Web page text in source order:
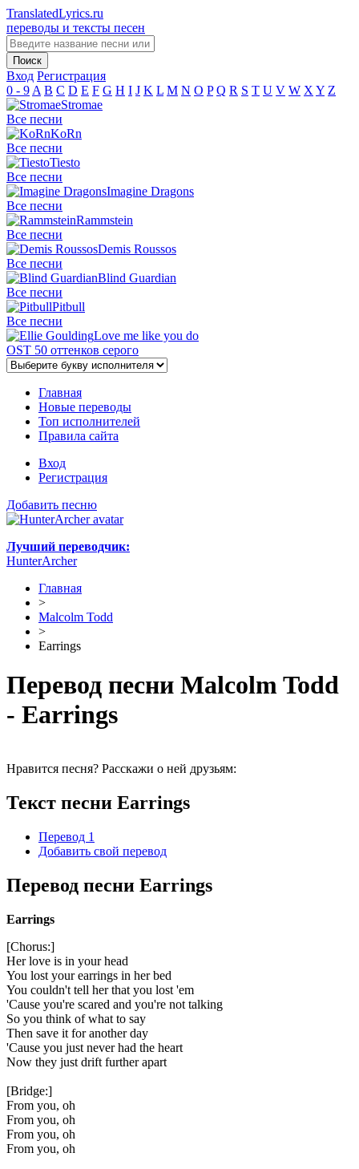
TranslatedLyrics.ru
переводы и тексты песен
Вход Регистрация
0 - 9 A B C D E F G H I J K L M N O P Q R S T U V W X Y Z
Stromae
Все песни
KoRn
Все песни
Tiesto
Все песни
Imagine Dragons
Все песни
Rammstein
Все песни
Demis Roussos
Все песни
Blind Guardian
Все песни
Pitbull
Все песни
Love me like you do
OST 50 оттенков серого
Главная
Новые переводы
Топ исполнителей
Правила сайта
Вход
Регистрация
Добавить песню
Лучший переводчик:
HunterArcher
Главная
>
Malcolm Todd
>
Earrings
Перевод песни Malcolm Todd
- Earrings
Нравится песня? Расскажи о ней друзьям:
Текст песни Earrings
Перевод 1
Добавить свой перевод
Перевод песни Earrings
Earrings
[Chorus:]
Her love is in your head
You lost your earrings in her bed
You couldn't tell her that you lost 'em
'Cause you're scared and you're not talking
So you think of what to say
Then save it for another day
'Cause you just never had the heart
Now they just drift further apart
[Bridge:]
From you, oh
From you, oh
From you, oh
From you, oh